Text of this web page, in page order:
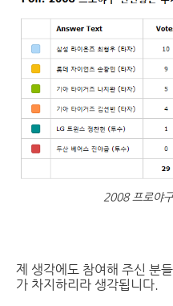
2008 프로야
제 생각에도 참여해 주신 분
가 차지하리라 생각됩니다.